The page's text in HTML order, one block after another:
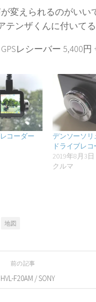
が変えられるのがいい
ンザくんに付いてる
レシーバー 5,400円
コーダー
デンソーソリ
ドライブレコ
2019年8月3日
クルマ
地図
前の記事
HVL-F20AM / SONY